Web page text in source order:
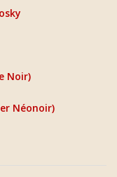
Noir)
Néonoir)